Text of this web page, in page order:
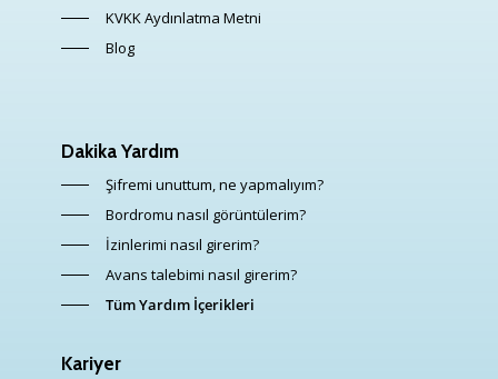
KVKK Aydınlatma Metni
Blog
Dakika Yardım
Şifremi unuttum, ne yapmalıyım?
Bordromu nasıl görüntülerim?
İzinlerimi nasıl girerim?
Avans talebimi nasıl girerim?
Tüm Yardım İçerikleri
Kariyer